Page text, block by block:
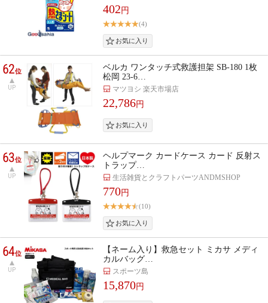
402 円
(4)
62位
UP
ベルカ ワンタッチ式救護担架 SB-180 1枚
松岡 23-6…
マツヨシ 楽天市場店
22,786円
63位
UP
ヘルプマーク カードケース カード 反射ス
トラップ…
生活雑貨とクラフトパーツANDMSHOP
770円
(10)
64位
UP
【ネーム入り】救急セット ミカサ メディ
カルバッグ…
スポーツ島
15,870円